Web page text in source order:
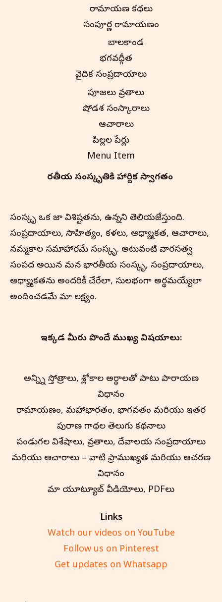
రామాయణ కథలు
సంపూర్ణ రామాయణం
బాలకాండ
భగవద్గీత
వైదిక సంప్రదాయాలు
పూజలు వ్రతాలు
షోడశ సంస్కారాలు
ఆచారాలు
పిల్లల పేర్లు
Menu Item
భారతీయ సంస్కృతి‌కి హార్దిక స్వాగతం
సంస్కృతి ఒక జాతి విశిష్టతను, ఉన్నతిని తెలియజేస్తుంది.
సంప్రదాయాలు, సాహిత్యం, కళలు, ఆధ్యాత్మికత, ఆచారాలు,
నమ్మకాల సమాహారమే సంస్కృతి. అటువంటి వారసత్వ
సంపద అయిన మన భారతీయ సంస్కృతి, సంప్రదాయాలు,
ఆధ్యాత్మికతను అందరికీ చేరేలా, సులభంగా అర్థమయ్యేలా
అందించడమే మా లక్ష్యం.
ఇక్కడ మీరు పొందే ముఖ్య విషయాలు:
అన్న్ని స్తోత్రాలు, శ్లోకాల అర్థాలతో పాటు పారాయణ
విధానం
రామాయణం, మహాభారతం, భాగవతం మరియు ఇతర
పురాణ గాథల తెలుగు కథనాలు
పండుగల విశేషాలు, వ్రతాలు, దేవాలయ సంప్రదాయాలు
మరియు ఆచారాలు – వాటి ప్రాముఖ్యత మరియు ఆచరణ
విధానం
మా యూట్యూబ్ వీడియోలు, PDFలు
Links
Watch our videos on YouTube
Follow us on Pinterest
Get updates on Whatsapp